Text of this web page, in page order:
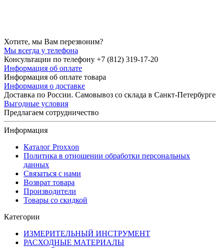
Хотите, мы Вам перезвоним?
Мы всегда у телефона
Консультации по телефону +7 (812) 319-17-20
Информация об оплате
Информация об оплате товара
Информация о доставке
Доставка по России. Самовывоз со склада в Санкт-Петербурге
Выгодные условия
Предлагаем сотрудничество
Информация
Каталог Proxxon
Политика в отношении обработки персональных
данных
Связаться с нами
Возврат товара
Производители
Товары со скидкой
Категории
ИЗМЕРИТЕЛЬНЫЙ ИНСТРУМЕНТ
РАСХОДНЫЕ МАТЕРИАЛЫ